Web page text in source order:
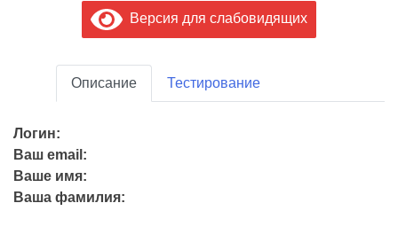
Версия для слабовидящих
Описание Тестирование
Логин:
Ваш email:
Ваше имя:
Ваша фамилия: